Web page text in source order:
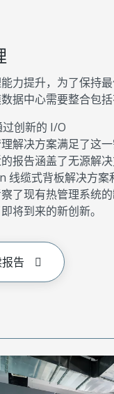
力提升，为了保持最
据中心需要整合包
创新的 I/O
解决方案满足了这一
报告涵盖了无源解
线缆式背板解决方
了现有热管理系统的
将到来的新创新。
告